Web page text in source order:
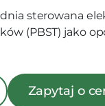
sterowana
(PBST) jako
Zapytaj o